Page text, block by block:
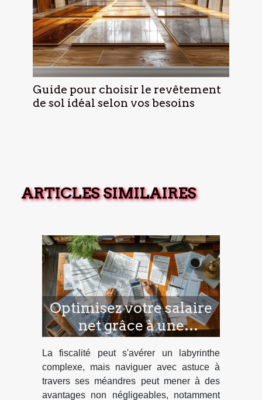
Guide pour choisir le revêtement
de sol idéal selon vos besoins
ARTICLES SIMILAIRES
Optimisez votre salaire
net grâce à une
meilleure planification
fiscale
La fiscalité peut s'avérer un labyrinthe
complexe, mais naviguer avec astuce à
travers ses méandres peut mener à des
avantages non négligeables, notamment